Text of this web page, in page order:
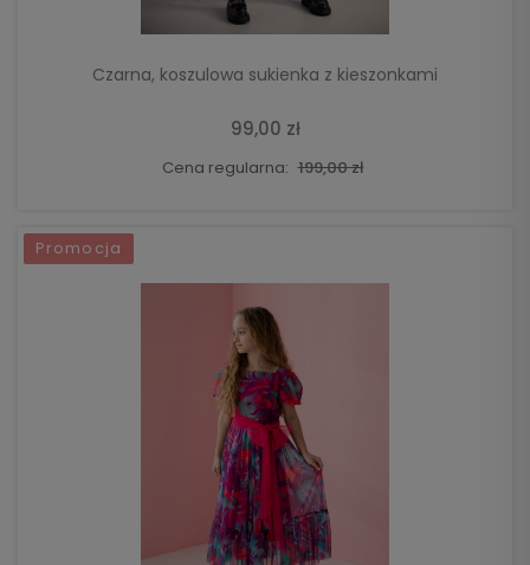
Czarna, koszulowa sukienka z kieszonkami
99,00 zł
Cena regularna: 199,00 zł
DO KOSZYKA
Promocja